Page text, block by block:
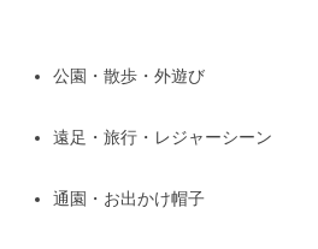
公園・散歩・外遊び
遠足・旅行・レジャーシーン
通園・お出かけ帽子